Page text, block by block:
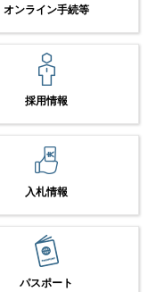
オンライン手続等
採用情報
入札情報
パスポート